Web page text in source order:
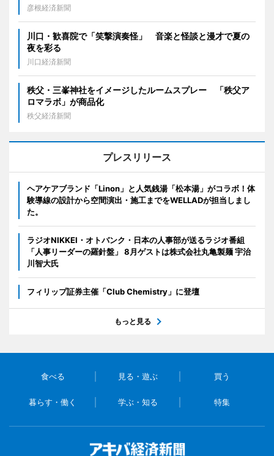
彦根経済新聞
川口・歓喜院で「笑撃演奏怪」 音楽と怪談と漫才で夏の
夜を彩る
川口経済新聞
秩父・三峯神社をイメージしたルームスプレー 「秩父ア
ロマラボ」が商品化
秩父経済新聞
プレスリリース
ヘアケアブランド「Linon」と人気銭湯「松本湯」がコラボ！体
験導線の設計から空間演出・施工までをWELLADが担当しまし
た。
ラジオNIKKEI・オトバンク・日本の人事部が送るラジオ番組
「人事リーダーの羅針盤」 8月ゲストは株式会社丸亀製麺 宇治
川智大氏
フィリップ証券主催「Club Chemistry」に登壇
もっと見る
食べる 見る・遊ぶ 買う
暮らす・働く 学ぶ・知る 特集